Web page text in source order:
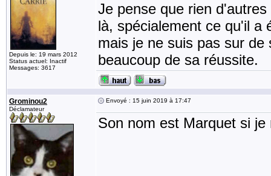
Depuis le: 19 mars 2012
Status actuel: Inactif
Messages: 3617
Je pense que rien
là, spécialement ce qu'il a
mais je ne suis pas sur
beaucoup de sa réussite.
Grominou2
Déclamateur
Envoyé : 15 juin 2019 à 17:47
Son nom est Marquet si